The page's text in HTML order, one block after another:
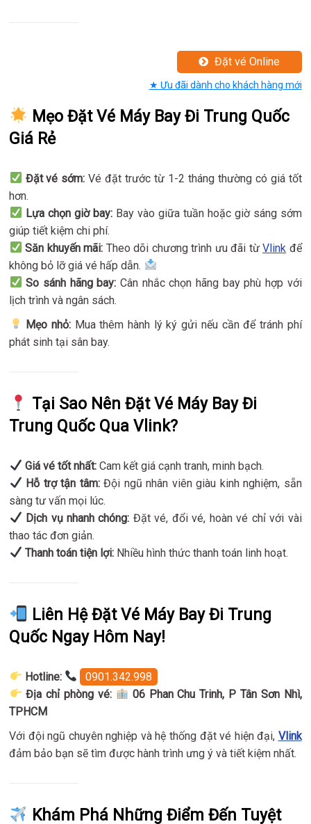
Đặt vé Online
★ Ưu đãi dành cho khách hàng mới
Mẹo Đặt Vé Máy Bay Đi Trung Quốc
Giá Rẻ
Đặt vé sớm: Vé đặt trước từ 1-2 tháng thường có giá tốt
hơn.
Lựa chọn giờ bay:Bay vào giữa tuần hoặc giờ sáng sớm
giúp tiết kiệm chi phí.
Săn khuyến mãi: Theo dõi chương trình ưu đãi từVlink để
không bỏ lỡ giá vé hấp dẫn.
So sánh hãng bay: Cân nhắc chọn hãng bay phù hợp với
lịch trình và ngân sách.
Mẹo nhỏ: Mua thêm hành lý ký gửi nếu cần để tránh phí
phát sinh tại sân bay.
Tại Sao Nên Đặt Vé Máy Bay Đi
Trung Quốc Qua Vlink?
Giá vé tốt nhất:Cam kết giá cạnh tranh, minh bạch.
Hỗ trợ tận tâm:Đội ngũ nhân viên giàu kinh nghiệm, sẵn
sàng tư vấn mọi lúc.
Dịch vụ nhanh chóng: Đặt vé, đổi vé, hoàn vé chỉ với vài
thao tác đơn giản.
Thanh toán tiện lợi:Nhiều hình thức thanh toán linh hoạt.
Liên Hệ Đặt Vé Máy Bay Đi Trung
Quốc Ngay Hôm Nay!
Hotline:
0901.342.998
Địa chỉ phòng vé:
06 Phan Chu Trinh, P Tân Sơn Nhì,
TPHCM
Với đội ngũ chuyên nghiệp và hệ thống đặt vé hiện đại, Vlink
đảm bảo bạn sẽ tìm được hành trình ưng ý và tiết kiệm nhất.
Khám Phá Những Điểm Đến Tuyệt